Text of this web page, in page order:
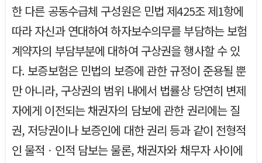
한 다른 공동수급체 구성원은 민법 제425조 제1항에
따라 자신과 연대하여 하자보수의무를 부담하는 보험
계약자의 부담부분에 대하여 구상권을 행사할 수 있
다. 보증보험은 민법의 보증에 관한 규정이 준용될 뿐
만 아니라, 구상권의 범위 내에서 법률상 당연히 변제
자에게 이전되는 채권자의 담보에 관한 권리에는 질
권, 저당권이나 보증인에 대한 권리 등과 같이 전형적
인 물적ㆍ인적 담보는 물론, 채권자와 채무자 사이에